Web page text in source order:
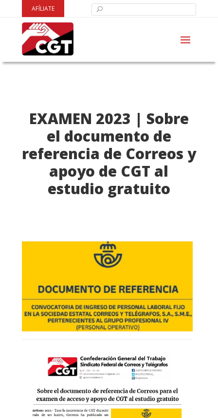
AFÍLIATE
EXAMEN 2023 | Sobre
el documento de
referencia de Correos y
apoyo de CGT al
estudio gratuito